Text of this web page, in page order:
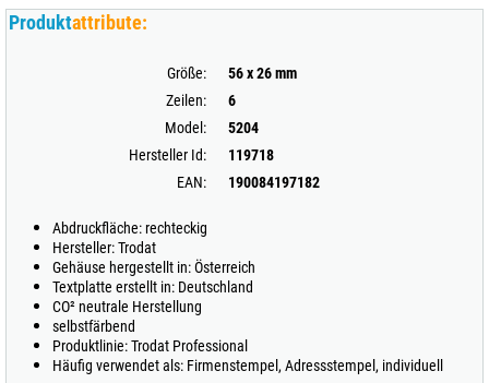
Produktattribute:
Größe:
56 x 26 mm
Zeilen:
6
Model:
5204
Hersteller Id:
119718
EAN:
190084197182
Abdruckfläche: rechteckig
Hersteller: Trodat
Gehäuse hergestellt in: Österreich
Textplatte erstellt in: Deutschland
CO² neutrale Herstellung
selbstfärbend
Produktlinie: Trodat Professional
Häufig verwendet als: Firmenstempel, Adressstempel, individuell